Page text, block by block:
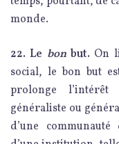
monde.
22. Le bonbut. On
social, le bon but
prolonge
généraliste ou
d’une